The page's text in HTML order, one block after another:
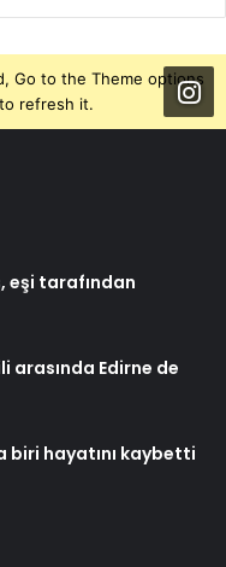
Go to the Theme options
refresh it.
eşi tarafından
arasında Edirne de
biri hayatını kaybetti